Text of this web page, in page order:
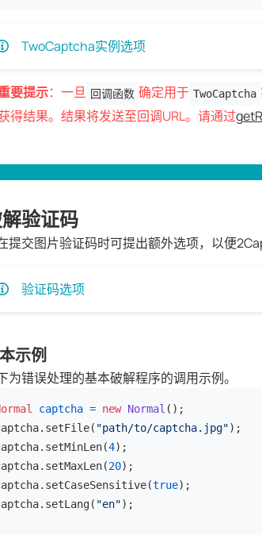
TwoCaptcha实例选项
要提示：一旦 回调函数 确定用于 TwoCaptcha
得结果。结果将发送至回调URL。请通过
验证码
提交图片验证码时可提出额外选项，以便
验证码选项
示例
为错误处理的基本破解程序的调用示例。
captcha = new Normal ();
"path/to/captcha.jpg");
4);
20);
true);
"en");